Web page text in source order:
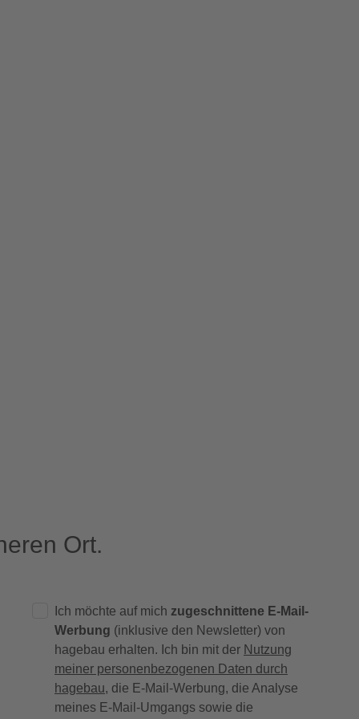
Ort.
Ich möchte auf mich zugeschnittene E-Mail-
Werbung (inklusive den Newsletter) von
hagebau erhalten. Ich bin mit der Nutzung
meiner personenbezogenen Daten durch
hagebau, die E-Mail-Werbung, die Analyse
meines E-Mail-Umgangs sowie die